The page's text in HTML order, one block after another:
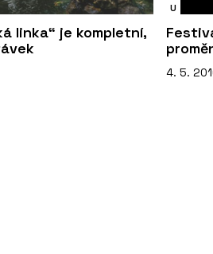
linka“ je kompletní,
U
4. 5.